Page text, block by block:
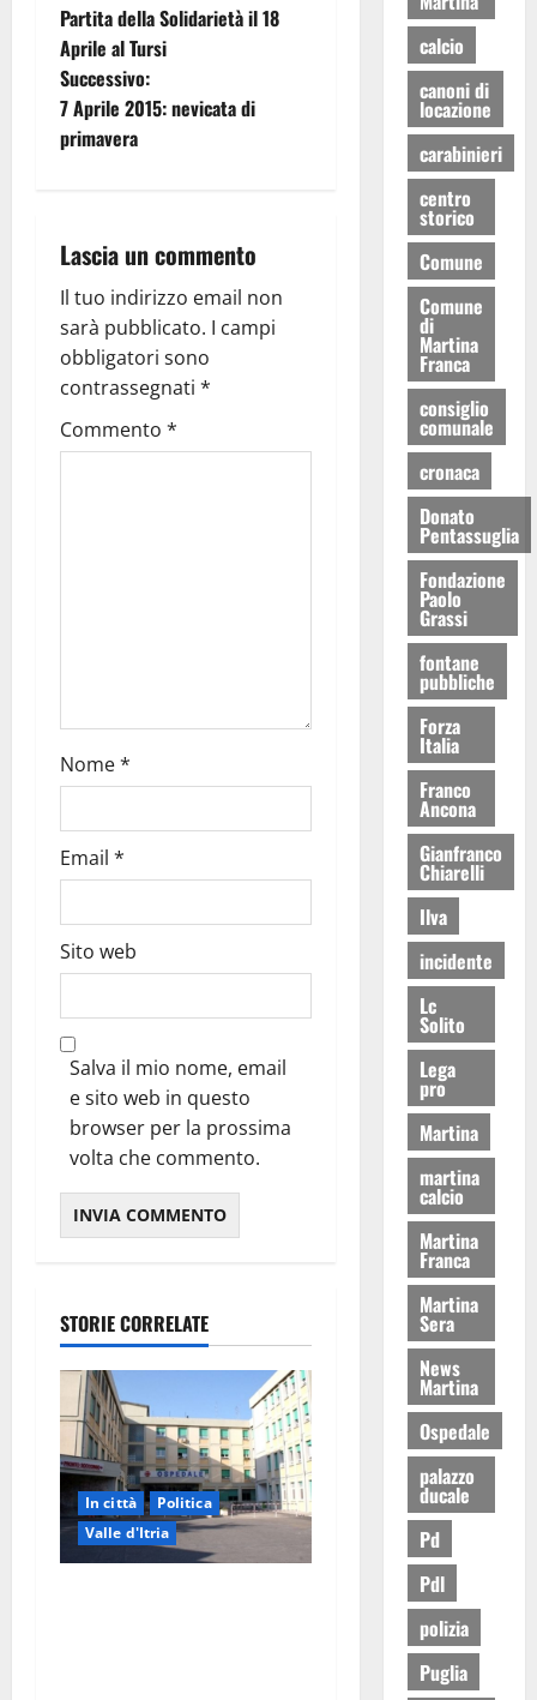
Partita della Solidarietà il 18
Aprile al Tursi
Successivo:
7 Aprile 2015: nevicata di
primavera
Lascia un commento
Il tuo indirizzo email non
sarà pubblicato. I campi
obbligatori sono
contrassegnati *
Commento *
Nome*
Email *
Sito web
Salva il mio nome, email
e sito web in questo
browser per la prossima
volta che commento.
STORIE CORRELATE
In città
Politica
Valle d'Itria
calcio
canoni di
locazione
carabinieri
centro
storico
Comune
Comune
di
Martina
Franca
consiglio
comunale
cronaca
Donato
Pentassuglia
Fondazione
Paolo
Grassi
fontane
pubbliche
Forza
Italia
Franco
Ancona
Gianfranco
Chiarelli
Ilva
incidente
Lc
Solito
Lega
pro
Martina
martina
calcio
Martina
Franca
Martina
Sera
News
Martina
Ospedale
palazzo
ducale
Pd
Pdl
polizia
Puglia